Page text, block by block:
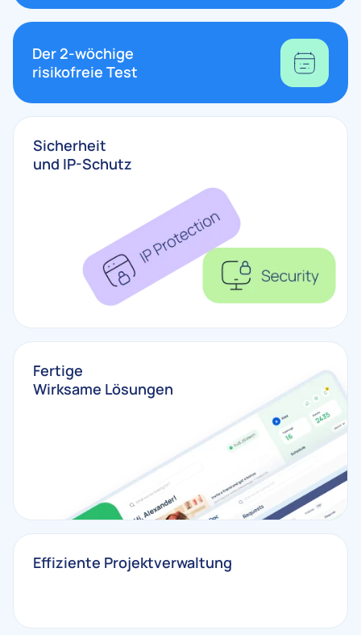
Der 2-wöchige
risikofreie Test
Sicherheit
und IP-Schutz
Fertige
Wirksame Lösungen
Effiziente Projektverwaltung